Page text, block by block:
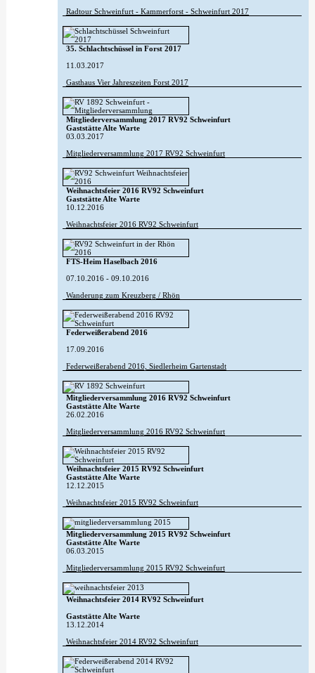
Radtour Schweinfurt - Kammerforst - Schweinfurt 2017
35. Schlachtschüssel in Forst 2017
11.03.2017
Gasthaus Vier Jahreszeiten Forst 2017
Mitgliederversammlung 2017 RV92 Schweinfurt
Gaststätte Alte Warte
03.03.2017
Mitgliederversammlung 2017 RV92 Schweinfurt
Weihnachtsfeier 2016 RV92 Schweinfurt
Gaststätte Alte Warte
10.12.2016
Weihnachtsfeier 2016 RV92 Schweinfurt
FTS-Heim Haselbach 2016
07.10.2016 - 09.10.2016
Wanderung zum Kreuzberg / Rhön
Federweißerabend 2016
17.09.2016
Federweißerabend 2016, Siedlerheim Gartenstadt
Mitgliederversammlung 2016 RV92 Schweinfurt
Gaststätte Alte Warte
26.02.2016
Mitgliederversammlung 2016 RV92 Schweinfurt
Weihnachtsfeier 2015 RV92 Schweinfurt
Gaststätte Alte Warte
12.12.2015
Weihnachtsfeier 2015 RV92 Schweinfurt
Mitgliederversammlung 2015 RV92 Schweinfurt
Gaststätte Alte Warte
06.03.2015
Mitgliederversammlung 2015 RV92 Schweinfurt
Weihnachtsfeier 2014 RV92 Schweinfurt
Gaststätte Alte Warte
13.12.2014
Weihnachtsfeier 2014 RV92 Schweinfurt